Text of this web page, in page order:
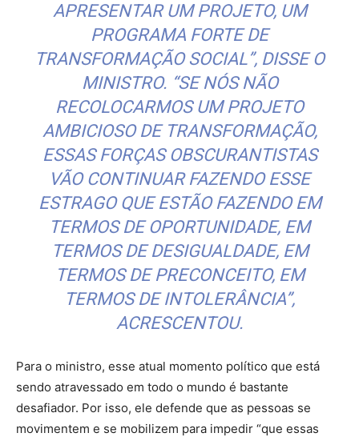
APRESENTAR UM PROJETO, UM
PROGRAMA FORTE DE
TRANSFORMAÇÃO SOCIAL”, DISSE O
MINISTRO. “SE NÓS NÃO
RECOLOCARMOS UM PROJETO
AMBICIOSO DE TRANSFORMAÇÃO,
ESSAS FORÇAS OBSCURANTISTAS
VÃO CONTINUAR FAZENDO ESSE
ESTRAGO QUE ESTÃO FAZENDO EM
TERMOS DE OPORTUNIDADE, EM
TERMOS DE DESIGUALDADE, EM
TERMOS DE PRECONCEITO, EM
TERMOS DE INTOLERÂNCIA”,
ACRESCENTOU.
Para o ministro, esse atual momento político que está
sendo atravessado em todo o mundo é bastante
desafiador. Por isso, ele defende que as pessoas se
movimentem e se mobilizem para impedir “que essas